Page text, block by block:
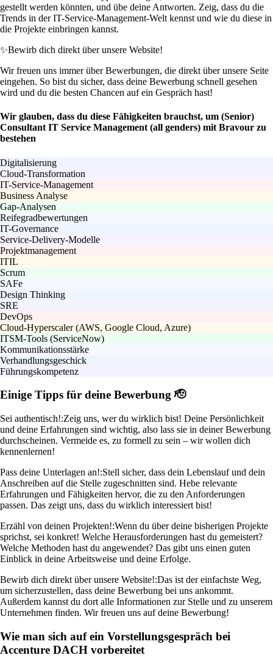
gestellt werden könnten, und übe deine Antworten. Zeig, dass du die
Trends in der IT-Service-Management-Welt kennst und wie du diese in
die Projekte einbringen kannst.
✨Bewirb dich direkt über unsere Website!
Wir freuen uns immer über Bewerbungen, die direkt über unsere Seite
eingehen. So bist du sicher, dass deine Bewerbung schnell gesehen
wird und du die besten Chancen auf ein Gespräch hast!
Wir glauben, dass du diese Fähigkeiten brauchst, um (Senior)
Consultant IT Service Management (all genders) mit Bravour zu
bestehen
Digitalisierung
Cloud-Transformation
IT-Service-Management
Business Analyse
Gap-Analysen
Reifegradbewertungen
IT-Governance
Service-Delivery-Modelle
Projektmanagement
ITIL
Scrum
SAFe
Design Thinking
SRE
DevOps
Cloud-Hyperscaler (AWS, Google Cloud, Azure)
ITSM-Tools (ServiceNow)
Kommunikationsstärke
Verhandlungsgeschick
Führungskompetenz
Einige Tipps für deine Bewerbung 🫡
Sei authentisch!:Zeig uns, wer du wirklich bist! Deine Persönlichkeit
und deine Erfahrungen sind wichtig, also lass sie in deiner Bewerbung
durchscheinen. Vermeide es, zu formell zu sein – wir wollen dich
kennenlernen!
Pass deine Unterlagen an!:Stell sicher, dass dein Lebenslauf und dein
Anschreiben auf die Stelle zugeschnitten sind. Hebe relevante
Erfahrungen und Fähigkeiten hervor, die zu den Anforderungen
passen. Das zeigt uns, dass du wirklich interessiert bist!
Erzähl von deinen Projekten!:Wenn du über deine bisherigen Projekte
sprichst, sei konkret! Welche Herausforderungen hast du gemeistert?
Welche Methoden hast du angewendet? Das gibt uns einen guten
Einblick in deine Arbeitsweise und deine Erfolge.
Bewirb dich direkt über unsere Website!:Das ist der einfachste Weg,
um sicherzustellen, dass deine Bewerbung bei uns ankommt.
Außerdem kannst du dort alle Informationen zur Stelle und zu unserem
Unternehmen finden. Wir freuen uns auf deine Bewerbung!
Wie man sich auf ein Vorstellungsgespräch bei
Accenture DACH vorbereitet